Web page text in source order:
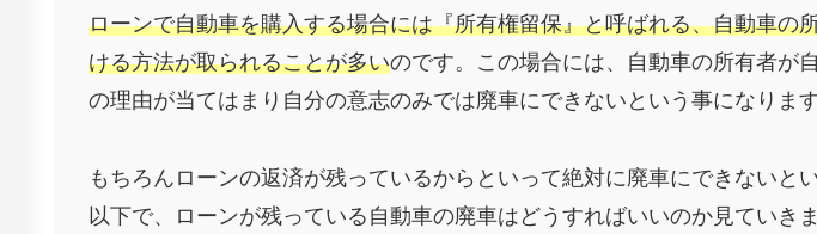
ローンで自動車を購入する場合には『所有権留保』と呼ばれる、自動車の
ける方法が取られることが多いのです。この場合には、自動車の所有者が
の理由が当てはまり自分の意志のみでは廃車にできないという事になります
もちろんローンの返済が残っているからといって絶対に廃車にできないと
以下で、ローンが残っている自動車の廃車はどうすればいいのか見ていきま